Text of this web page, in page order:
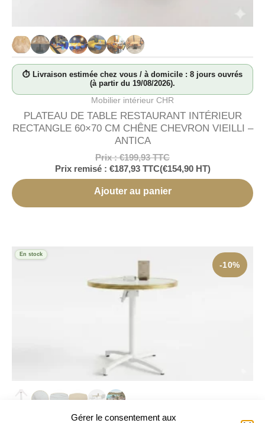
Gérer le consentement aux
⏱ Livraison estimée chez vous / à domicile : 8 jours ouvrés
(à partir du 19/08/2026).
Mobilier intérieur CHR
PLATEAU DE TABLE RESTAURANT INTÉRIEUR
RECTANGLE 60×70 CM CHÊNE CHEVRON VIEILLI –
ANTICA
Prix :€199,93TTC
Prix remisé : €187,93TTC(€154,90HT)
Ajouter au panier
-10%
En stock